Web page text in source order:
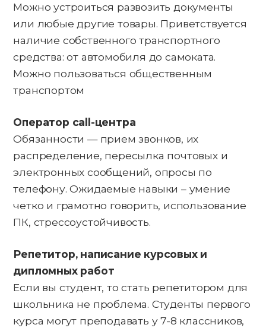
Можно устроиться развозить документы
или любые другие товары. Приветствуется
наличие собственного транспортного
средства: от автомобиля до самоката.
Можно пользоваться общественным
транспортом
Оператор call-центра
Обязанности — прием звонков, их
распределение, пересылка почтовых и
электронных сообщений, опросы по
телефону. Ожидаемые навыки – умение
четко и грамотно говорить, использование
ПК, стрессоустойчивость.
Репетитор, написание курсовых и
дипломных работ
Если вы студент, то стать репетитором для
школьника не проблема. Студенты первого
курса могут преподавать у 7-8 классников,